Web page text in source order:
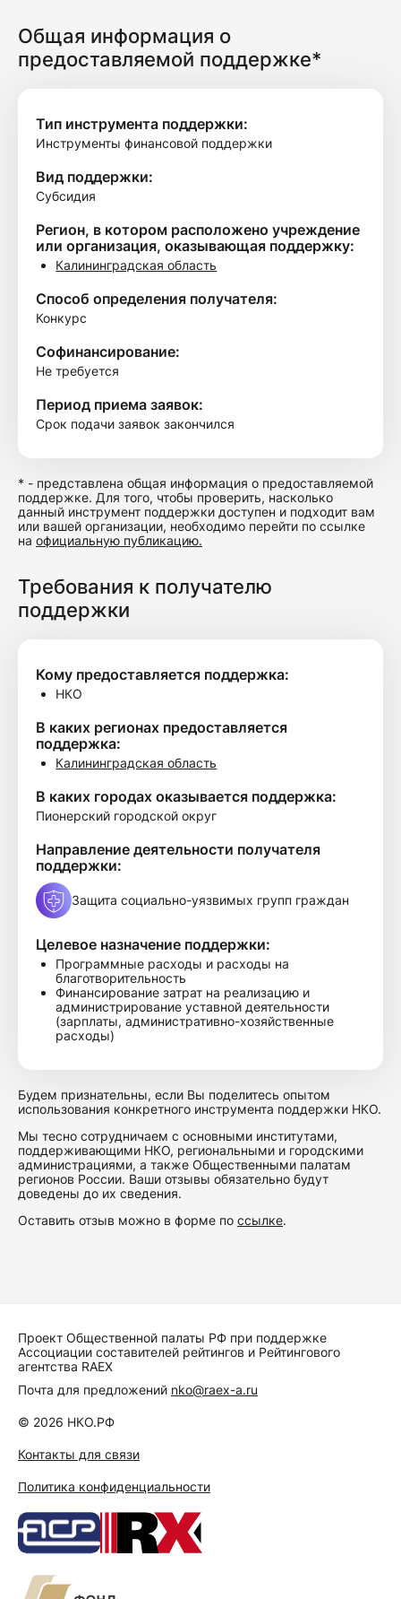
Общая информация о
предоставляемой поддержке*
Тип инструмента поддержки:
Инструменты финансовой поддержки
Вид поддержки:
Субсидия
Регион, в котором расположено учреждение
или организация, оказывающая поддержку:
Калининградская область
Способ определения получателя:
Конкурс
Софинансирование:
Не требуется
Период приема заявок:
Срок подачи заявок закончился
* - представлена общая информация о предоставляемой
поддержке. Для того, чтобы проверить, насколько
данный инструмент поддержки доступен и подходит вам
или вашей организации, необходимо перейти по ссылке
на официальную публикацию.
Требования к получателю
поддержки
Кому предоставляется поддержка:
НКО
В каких регионах предоставляется
поддержка:
Калининградская область
В каких городах оказывается поддержка:
Пионерский городской округ
Направление деятельности получателя
поддержки:
Защита социально-уязвимых групп граждан
Целевое назначение поддержки:
Программные расходы и расходы на
благотворительность
Финансирование затрат на реализацию и
администрирование уставной деятельности
(зарплаты, административно-хозяйственные
расходы)
Будем признательны, если Вы поделитесь опытом
использования конкретного инструмента поддержки НКО.
Мы тесно сотрудничаем с основными институтами,
поддерживающими НКО, региональными и городскими
администрациями, а также Общественными палатам
регионов России. Ваши отзывы обязательно будут
доведены до их сведения.
Оставить отзыв можно в форме по ссылке.
Проект Общественной палаты РФ при поддержке
Ассоциации составителей рейтингов и Рейтингового
агентства RAEX
Почта для предложений nko@raex-a.ru
© 2026 НКО.РФ
Контакты для связи
Политика конфиденциальности